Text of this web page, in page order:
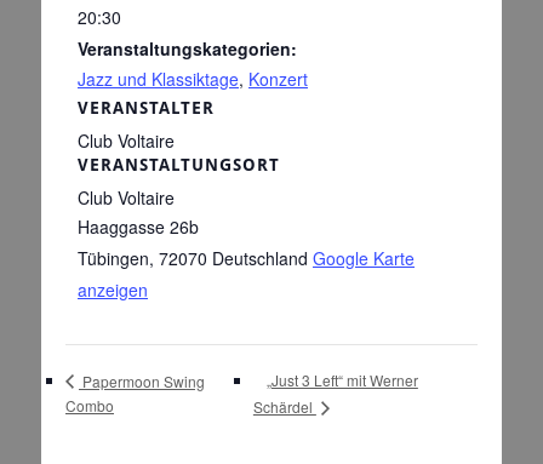
20:30
Veranstaltungskategorien:
Jazz und Klassiktage, Konzert
VERANSTALTUNGSORT
Club Voltaire
Haaggasse 26b
Tübingen, 72070 Deutschland Google Karte
anzeigen
VERANSTALTER
Club Voltaire
Papermoon Swing
Combo
„Just 3 Left“ mit Werner
Schärdel